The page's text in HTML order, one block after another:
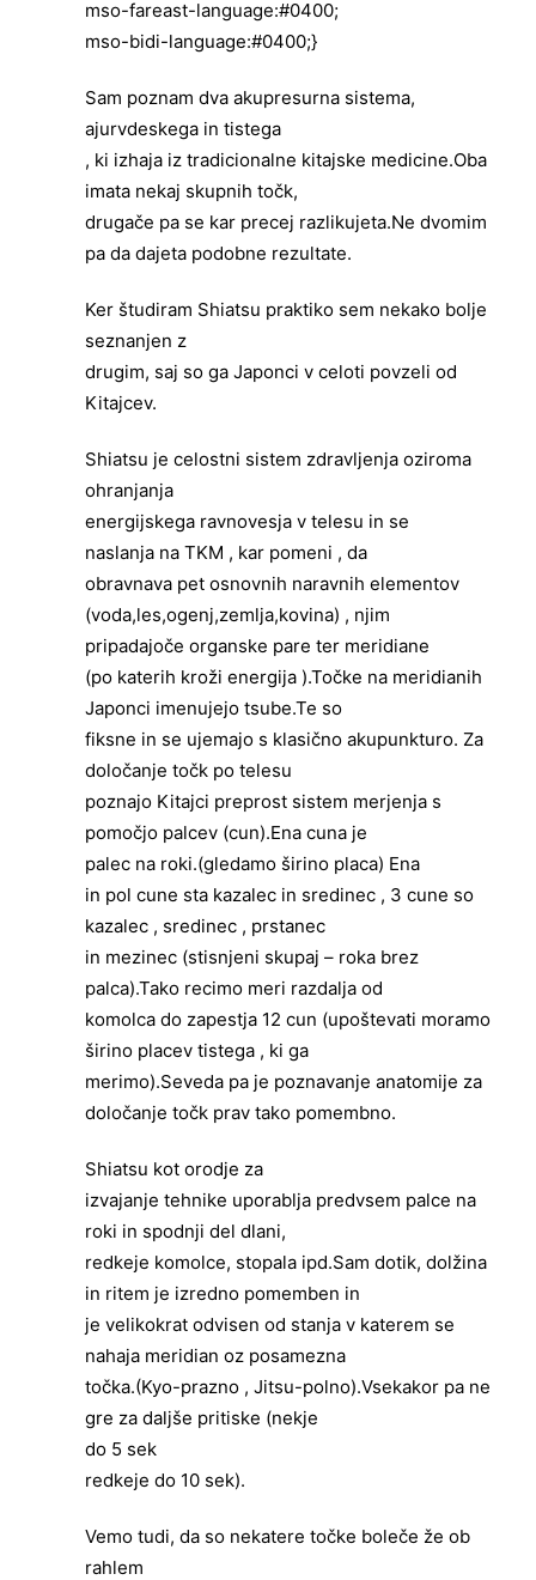
mso-fareast-language:#0400;
mso-bidi-language:#0400;}
Sam poznam dva akupresurna sistema,
ajurvdeskega in tistega
, ki izhaja iz tradicionalne kitajske medicine.Oba
imata nekaj skupnih točk,
drugače pa se kar precej razlikujeta.Ne dvomim
pa da dajeta podobne rezultate.
Ker študiram Shiatsu praktiko sem nekako bolje
seznanjen z
drugim, saj so ga Japonci v celoti povzeli od
Kitajcev.
Shiatsu je celostni sistem zdravljenja oziroma
ohranjanja
energijskega ravnovesja v telesu in se
naslanja na TKM , kar pomeni , da
obravnava pet osnovnih naravnih elementov
(voda,les,ogenj,zemlja,kovina) , njim
pripadajoče organske pare ter meridiane
(po katerih kroži energija ).Točke na meridianih
Japonci imenujejo tsube.Te so
fiksne in se ujemajo s klasično akupunkturo. Za
določanje točk po telesu
poznajo Kitajci preprost sistem merjenja s
pomočjo palcev (cun).Ena cuna je
palec na roki.(gledamo širino placa) Ena
in pol cune sta kazalec in sredinec , 3 cune so
kazalec , sredinec , prstanec
in mezinec (stisnjeni skupaj – roka brez
palca).Tako recimo meri razdalja od
komolca do zapestja 12 cun (upoštevati moramo
širino placev tistega , ki ga
merimo).Seveda pa je poznavanje anatomije za
določanje točk prav tako pomembno.
Shiatsu kot orodje za
izvajanje tehnike uporablja predvsem palce na
roki in spodnji del dlani,
redkeje komolce, stopala ipd.Sam dotik, dolžina
in ritem je izredno pomemben in
je velikokrat odvisen od stanja v katerem se
nahaja meridian oz posamezna
točka.(Kyo-prazno , Jitsu-polno).Vsekakor pa ne
gre za daljše pritiske (nekje
do 5 sek
redkeje do 10 sek).
Vemo tudi, da so nekatere točke boleče že ob
rahlem